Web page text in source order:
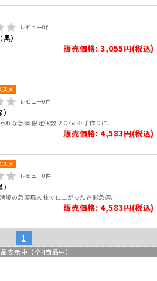
レビュー0件
）
販売価格: 3,055円(税込)
レビュー0件
れな急須 限定個数２０個 ※手作りに..
販売価格: 4,583円(税込)
レビュー0件
焼の急須職人技で仕上がった迷彩急須..
販売価格: 4,583円(税込)
1
表示中（全4商品中）